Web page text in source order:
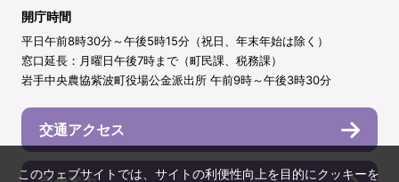
開庁時間
平日午前8時30分～午後5時15分（祝日、年末年始は除く）
窓口延長：月曜日午後7時まで（町民課、税務課）
岩手中央農協紫波町役場公金派出所 午前9時～午後3時30分
交通アクセス
このウェブサイトでは、サイトの利便性向上を目的にクッキーを